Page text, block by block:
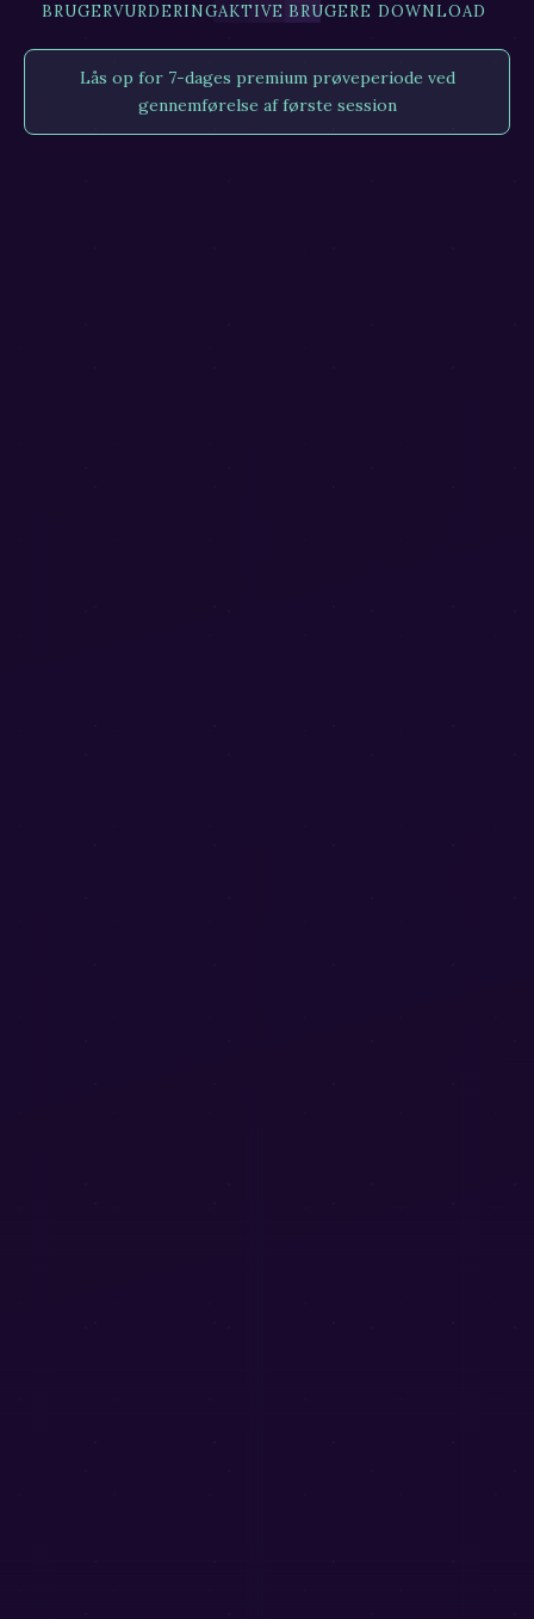
BRUGERVURDERINGAKTIVE BRUGERE DOWNLOAD
Lås op for 7-dages premium prøveperiode ved
gennemførelse af første session